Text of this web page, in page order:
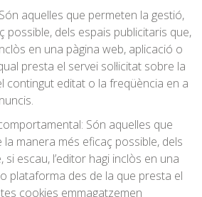
aquelles que permeten la gestió,
possible, dels espais publicitaris que,
en una pàgina web, aplicació o
presta el servei sol·licitat sobre la
contingut editat o la freqüència en a
Són aquelles que
manera més eficaç possible, dels
escau, l’editor hagi inclòs en una
plataforma des de la que presta el
cookies emmagatzemen